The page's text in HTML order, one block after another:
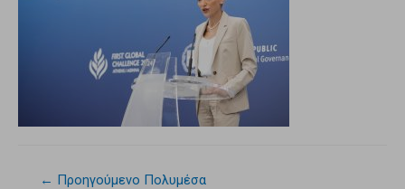
← Προηγούμενο Πολυμέσα